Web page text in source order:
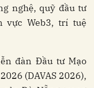
nghệ, quỹ đầu tư
vực Web3, trí tuệ
đàn Đầu tư Mạo
(DAVAS 2026),